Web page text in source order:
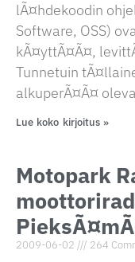
lÃ¤hdekoodin
Software, OSS)
kÃ¤yttÃ¤Ã¤,
Tunnetuin
alkuperÃ¤Ã¤
Lue koko kirjoitus »
Motopark
2009-06-02 264